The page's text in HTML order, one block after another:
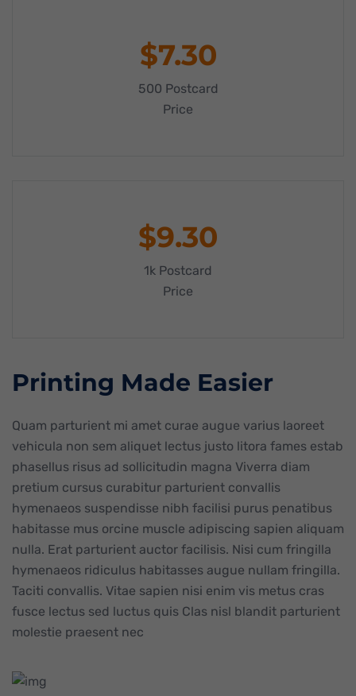
$7.30
500 Postcard
Price
$9.30
1k Postcard
Price
Printing Made Easier
Quam parturient mi amet curae augue varius laoreet
vehicula non sem aliquet lectus justo litora fames estab
phasellus risus ad sollicitudin magna Viverra diam
pretium cursus curabitur parturient convallis
hymenaeos suspendisse nibh facilisi purus penatibus
habitasse mus orcine muscle adipiscing sapien aliquam
nulla. Erat parturient auctor facilisis. Nisi cum fringilla
hymenaeos ridiculus habitasses augue nullam fringilla.
Taciti convallis. Vitae sapien nisi enim vis metus cras
fusce lectus sed luctus quis Clas nisl blandit parturient
molestie praesent nec
Cookie-Informationen anzeigen